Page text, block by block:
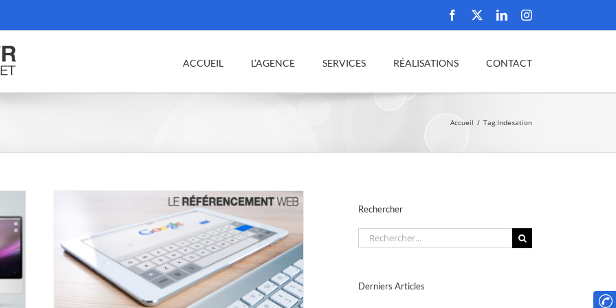
Facebook LinkedInInstagram
ACCUEIL L’AGENCE SERVICES RÉALISATIONS CONTACT
Accueil Tag:Indexation
Rechercher
Rechercher:
Derniers Articles